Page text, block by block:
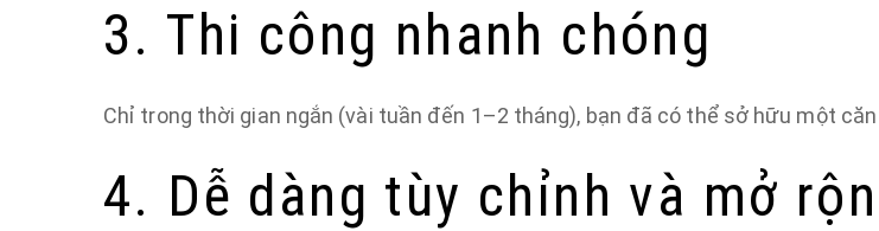
3. Thi công nhanh chóng
Chỉ trong thời gian ngắn (vài tuần đến 1–2 tháng), bạn đã có thể sở hữu một
4. Dễ dàng tùy chỉnh và mở